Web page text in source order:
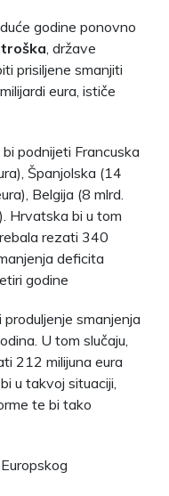
godine ponovno
, države
prisiljene smanjiti
eura, ističe
podnijeti Francuska
Španjolska (14
Belgija (8 mlrd.
Hrvatska bi u tom
rezati 340
deficita
godine
smanjenja
U tom slučaju,
212 milijuna eura
u takvoj situaciji,
te bi tako